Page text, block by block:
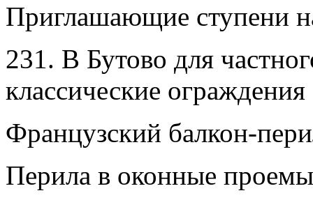
Приглашающие ступени
231. В Бутово для
классические
Французский балкон-
Перила в оконные